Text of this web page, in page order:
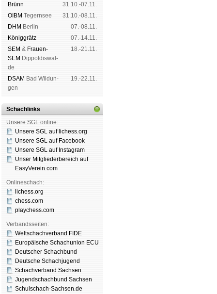
Brünn
31.10.-07.11.
OIBM Tegern­see
31.10.-08.11.
DHM Ber­lin
07.-08.11.
König­grätz
07.-14.11.
SEM & Frauen-
SEM Dip­pol­dis­wal­
de
18.-21.11.
DSAM Bad Wil­dun­
gen
19.-22.11.
Schachlinks
Unsere SGL online:
Unsere SGL auf li­chess.org
Unsere SGL auf Face­book
Unsere SGL auf Insta­gram
Unser Mitgliederbereich auf
EasyVerein.com
Onlineschach:
lichess.org
chess.com
playchess.com
Verbandsseiten:
Weltschachverband FIDE
Europäische Schachunion ECU
Deutscher Schachbund
Deutsche Schachjugend
Schachverband Sachsen
Jugendschachbund Sachsen
Schulschach-Sachsen.de